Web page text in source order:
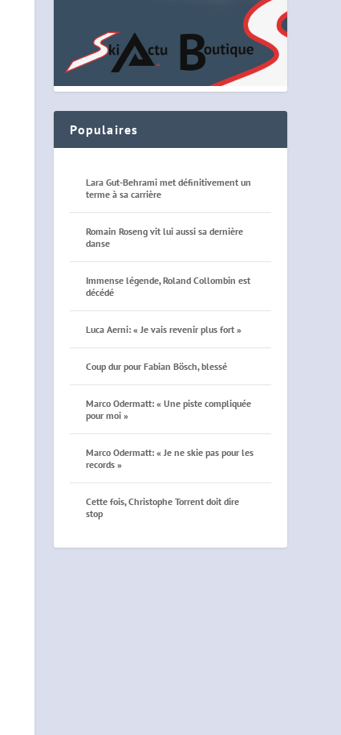
Populaires
Lara Gut-Behrami met définitivement un
terme à sa carrière
Romain Roseng vit lui aussi sa dernière
danse
Immense légende, Roland Collombin est
décédé
Luca Aerni: « Je vais revenir plus fort »
Coup dur pour Fabian Bösch, blessé
Marco Odermatt: « Une piste compliquée
pour moi »
Marco Odermatt: « Je ne skie pas pour les
records »
Cette fois, Christophe Torrent doit dire
stop